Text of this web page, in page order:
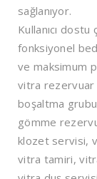
sağlanıyor.
Kullanıcı
fonksiyonel
ve maksimum
vitra rezervuar
boşaltma
gömme
klozet servisi,
vitra tamiri,